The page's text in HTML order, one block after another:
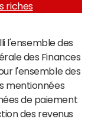
riches
l'ensemble des
des Finances
l'ensemble des
mentionnées
de paiement
des revenus